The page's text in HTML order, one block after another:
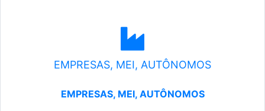
EMPRESAS, MEI, AUTÔNOMOS
EMPRESAS, MEI, AUTÔNOMOS